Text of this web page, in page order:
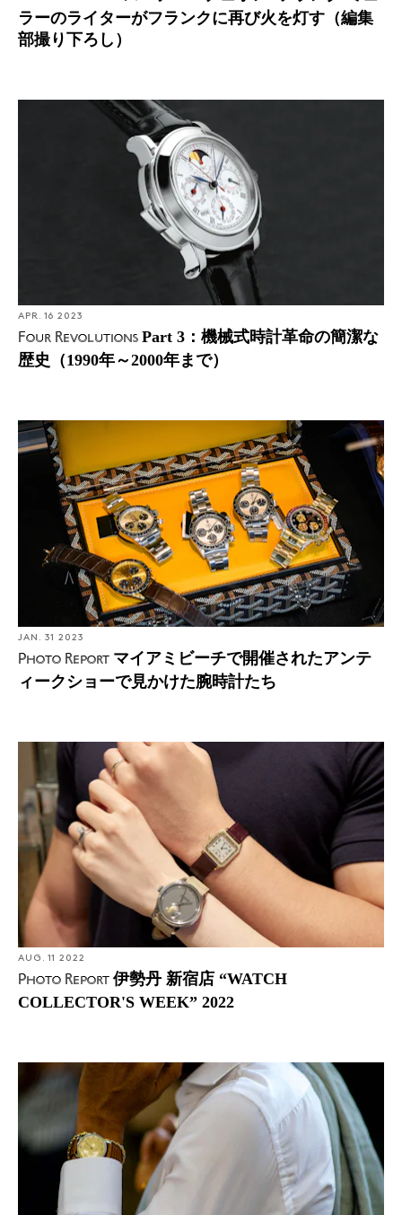
ラーのライターがフランクに再び火を灯す（編集
部撮り下ろし）
APR. 16 2023
Four Revolutions Part 3：機械式時計革命の簡潔な
歴史（1990年～2000年まで）
JAN. 31 2023
Photo Report マイアミビーチで開催されたアンテ
ィークショーで見かけた腕時計たち
AUG. 11 2022
Photo Report 伊勢丹 新宿店 “WATCH
COLLECTOR'S WEEK” 2022